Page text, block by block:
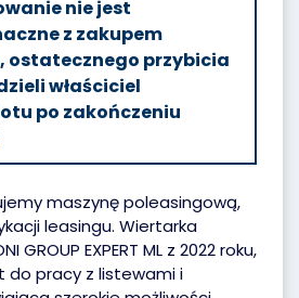
nie jest
z zakupem
ostatecznego przybicia
właściciel
po zakończeniu
maszynę poleasingową,
leasingu. Wiertarka
GROUP EXPERT ML z 2022 roku,
do pracy z listewami i